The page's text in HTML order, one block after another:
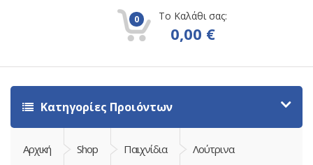
0 Το Καλάθι σας:
0,00 €
Κατηγορίες Προιόντων
Αρχική Shop Παιχνίδια Λούτρινα